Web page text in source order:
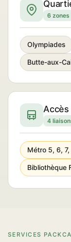
6 zones
Olympiades
Butte-aux-
4
Métro 5, 6, 7,
Bibliothèque
SERVICES